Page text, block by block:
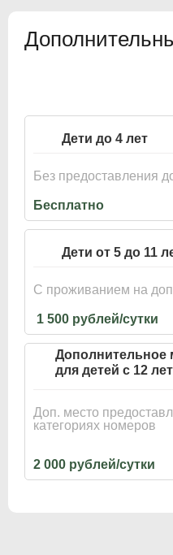
Дети до 4 лет
Без предоставления
Бесплатно
Дети от 5 до 11
С проживанием на
1 500 рублей/сутки
Дополнительное
для детей с 12
Доп. место
категориях номеров
2 000 рублей/сутки